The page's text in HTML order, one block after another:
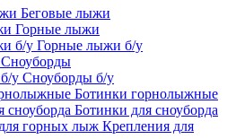
Беговые лыжи
Горные лыжи
Горные лыжи б/у
Сноуборды
Сноуборды б/у
Ботинки горнолыжные
Ботинки для сноуборда
Крепления для